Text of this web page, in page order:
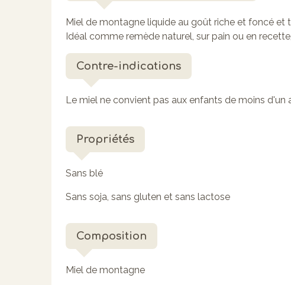
Miel de montagne liquide au goût riche et foncé et
Idéal comme remède naturel, sur pain ou en
Contre-indications
Le miel ne convient pas aux enfants de moins d'un
Propriétés
Sans blé
Sans soja, sans gluten et sans lactose
Composition
Miel de montagne